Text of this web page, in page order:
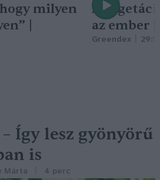
milyen
|
A
az ember
Greendex
Így lesz gyönyörű
is
Márta 4 perc